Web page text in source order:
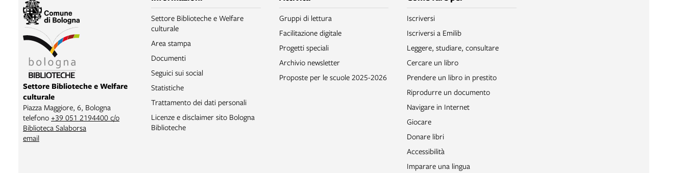
Settore Biblioteche e Welfare
culturale
Piazza Maggiore, 6, Bologna
telefono +39 051 2194400 c/o
Biblioteca Salaborsa
email
Settore Biblioteche e Welfare
culturale
Area stampa
Documenti
Seguici sui social
Statistiche
Trattamento dei dati personali
Licenze e disclaimer sito Bologna
Biblioteche
Gruppi di lettura
Facilitazione digitale
Progetti speciali
Archivio newsletter
Proposte per le scuole 2025-2026
Iscriversi
Iscriversi a Emilib
Leggere, studiare, consultare
Cercare un libro
Prendere un libro in prestito
Riprodurre un documento
Navigare in Internet
Giocare
Donare libri
Accessibilità
Imparare una lingua